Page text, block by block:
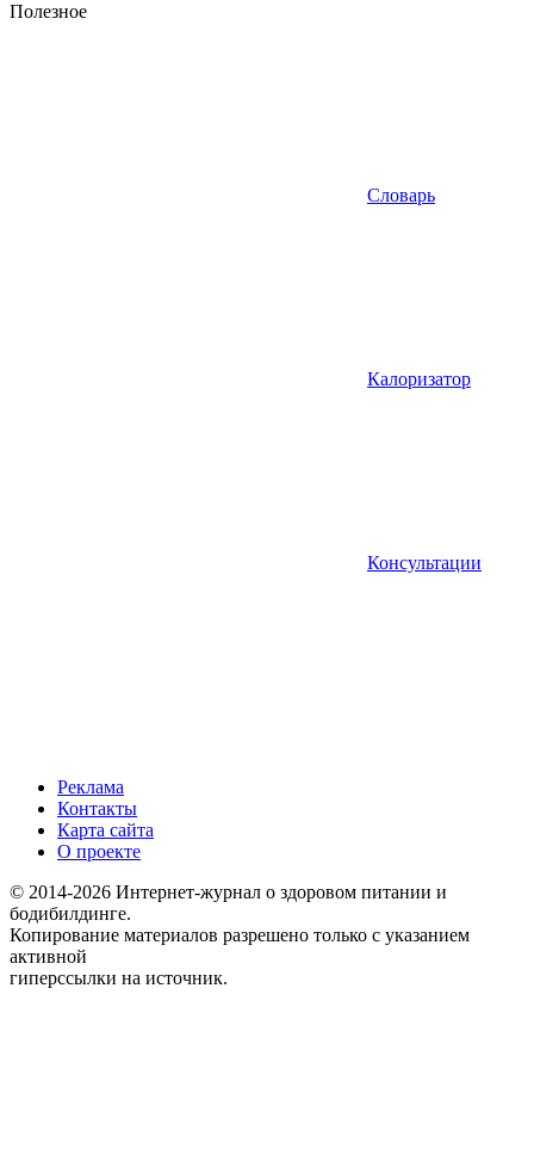
Полезное
Словарь
Калоризатор
Консультации
Реклама
Контакты
Карта сайта
О проекте
© 2014-2026 Интернет-журнал о здоровом питании и
бодибилдинге.
Копирование материалов разрешено только с указанием
активной
гиперссылки на источник.